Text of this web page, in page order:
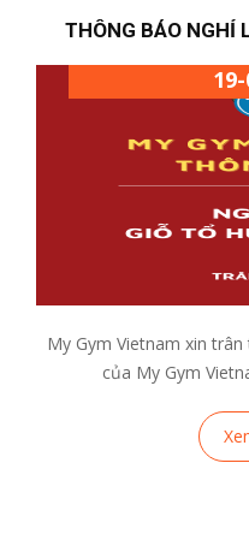
THÔNG BÁO NGHỈ
My Gym Vietnam xin
của My Gym